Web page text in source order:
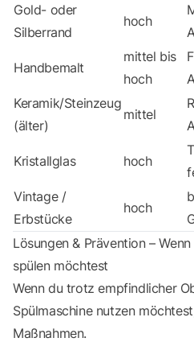
Gold- oder
Silberrand
hoch
Handbemalt
mittel bis
hoch
Keramik/Steinzeug
(älter)
mittel
Kristallglas hoch
Vintage /
Erbstücke
hoch
Lösungen & Prävention –
spülen möchtest
Wenn du trotz empfindlicher
Spülmaschine nutzen
Maßnahmen.